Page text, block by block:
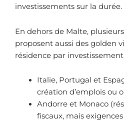
investissements sur la durée.
En dehors de Malte,
proposent aussi des golden
résidence par investissement
Italie, Portugal et
création d’emplois ou
Andorre et Monaco
fiscaux, mais exigences